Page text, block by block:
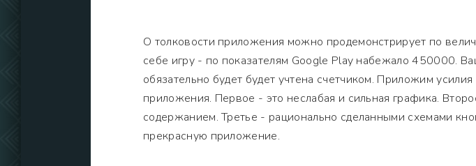
О толковости приложения можно продемонстрирует по
себе игру - по показателям Google Play набежало 450000.
обязательно будет будет учтена счетчиком. Приложим
приложения. Первое - это неслабая и сильная графика.
содержанием. Третье - рационально сделанными схемами
прекрасную приложение.